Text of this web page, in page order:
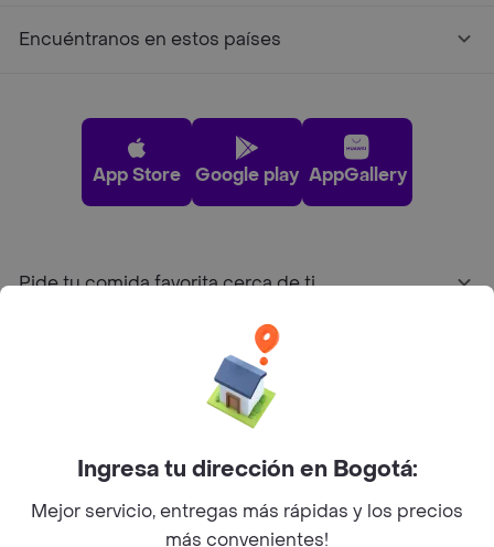
Encuéntranos en estos países
App Store Google play AppGallery
Pide tu comida favorita cerca de ti
Sobre Rappi
Ingresa tu dirección en Bogotá:
Mejor servicio, entregas más rápidas y los precios
más convenientes!